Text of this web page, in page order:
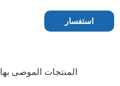
استفسار
المنتجات الموصى بها